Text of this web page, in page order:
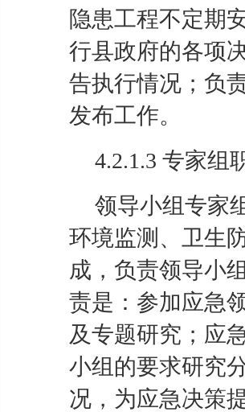
隐患工程不定期
行县政府的各项
告执行情况；负
发布工作。
4.2.1.3 专家组
领导小组专家
环境监测、卫生
成，负责领导小
责是：参加应急
及专题研究；应
小组的要求研究
况，为应急决策